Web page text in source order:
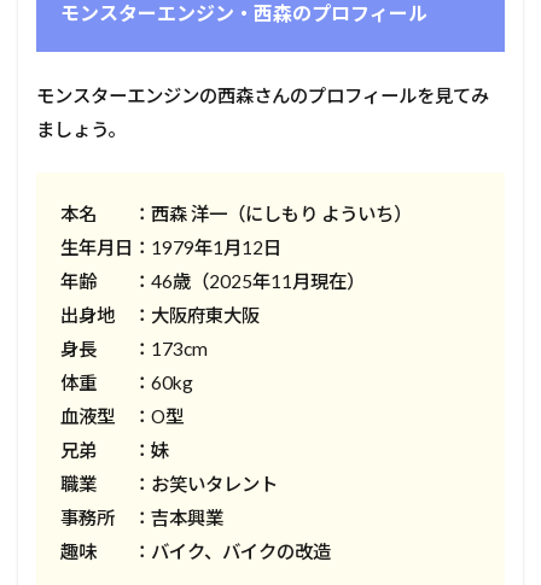
モンスターエンジン・西森のプロフィール
モンスターエンジンの西森さんのプロフィールを見てみ
ましょう。
本名 ：西森 洋一（にしもり よういち）
生年月日：1979年1月12日
年齢 ：46歳（2025年11月現在）
出身地 ：大阪府東大阪
身長 ：173cm
体重 ：60kg
血液型 ：O型
兄弟 ：妹
職業 ：お笑いタレント
事務所 ：吉本興業
趣味 ：バイク、バイクの改造